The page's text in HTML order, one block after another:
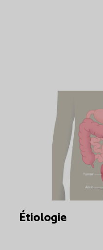
Étiologie